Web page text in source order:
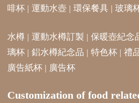
啡杯 | 運動水壺 | 環保餐具 | 玻璃
水樽 | 運動水樽訂製 | 保暖壺紀念
璃杯 | 鋁水樽紀念品 | 特色杯 | 禮
廣告紙杯 | 廣告杯
Customization of food